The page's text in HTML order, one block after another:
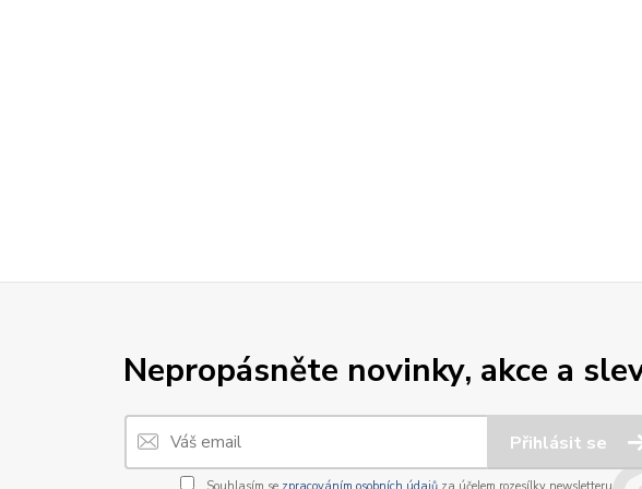
Nepropásněte novinky, akce a
Přihlásit se